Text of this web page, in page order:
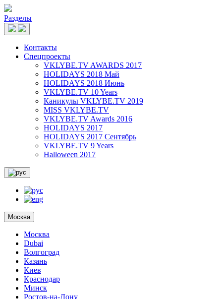
Разделы
Контакты
Спецпроекты
VKLYBE.TV AWARDS 2017
HOLIDAYS 2018 Май
HOLIDAYS 2018 Июнь
VKLYBE.TV 10 Years
Каникулы VKLYBE.TV 2019
MISS VKLYBE.TV
VKLYBE.TV Awards 2016
HOLIDAYS 2017
HOLIDAYS 2017 Сентябрь
VKLYBE.TV 9 Years
Halloween 2017
Москва
Москва
Dubai
Волгоград
Казань
Киев
Краснодар
Минск
Ростов-на-Дону